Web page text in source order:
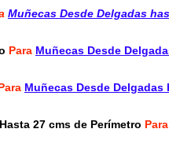
Muñecas Desde Delgadas
Para Muñecas Desde
Muñecas Desde Delgadas
Hasta 27 cms de Perímetro Para